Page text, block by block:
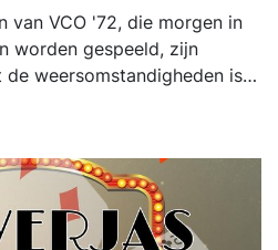
van VCO '72, die morgen in
worden gespeeld, zijn
weersomstandigheden is…